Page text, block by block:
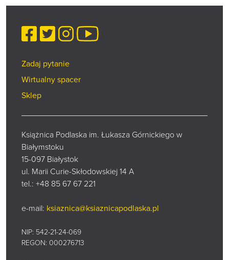
Facebook
TwitterInstagram
YouTube
Zadaj pytanie
Wirtualny spacer
Sklep
Książnica Podlaska im. Łukasza Górnickiego w
Białymstoku
15-097 Białystok
ul. Marii Curie-Skłodowskiej 14 A
tel.: +48 85 67 67 221
e-mail: ksiaznica@ksiaznicapodlaska.pl
NIP: 542-21-24-069
REGON: 000276713